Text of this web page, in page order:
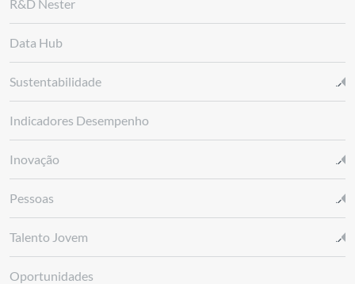
R&D Nester
Data Hub
Sustentabilidade
Indicadores Desempenho
Inovação
Pessoas
Talento Jovem
Oportunidades